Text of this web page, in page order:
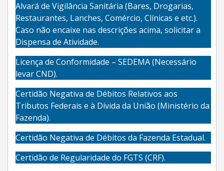
Alvará de Vigilância Sanitária (Bares, Drogarias,
Restaurantes, Lanches, Comércio, Clínicas e etc.).
Caso não encaixe nas descrições acima, solicitar a
Dispensa de Atividade.
Licença de Conformidade – SEDEMA (Necessário
levar CND).
Certidão Negativa de Débitos Relativos aos
Tributos Federais e à Dívida da União (Ministério da
Fazenda).
Certidão Negativa de Débitos da Fazenda Estadual.
Certidão de Regularidade do FGTS (CRF).